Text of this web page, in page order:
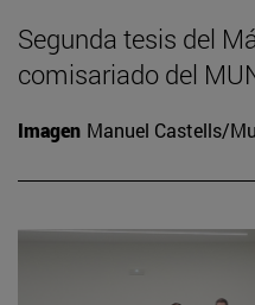
Segunda tesis del
comisariado del
Imagen Manuel Castells/